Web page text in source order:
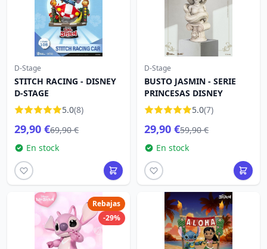
D-Stage
STITCH RACING - DISNEY
D-STAGE
5.0(8)
29,90 €69,90 €
En stock
D-Stage
BUSTO JASMIN - SERIE
PRINCESAS DISNEY
5.0(7)
29,90 €59,90 €
En stock
Rebajas
-29%